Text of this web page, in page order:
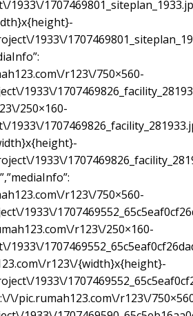
1933\/
r123\/750×560-
1933\/
250×160-
1933\/
r123\/750×560-
1933\/
r123\/250×160-
r123\/{width}x{height}-
1933\/
\/pic.rumah123.com\/r123\/